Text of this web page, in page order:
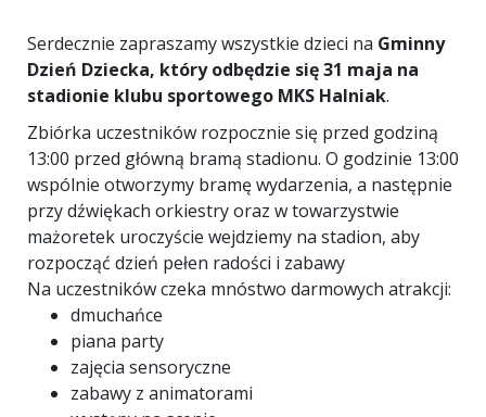
Serdecznie zapraszamy wszystkie dzieci na Gminny
Dzień Dziecka, który odbędzie się 31 maja na
stadionie klubu sportowego MKS Halniak.
Zbiórka uczestników rozpocznie się przed godziną
13:00 przed główną bramą stadionu. O godzinie 13:00
wspólnie otworzymy bramę wydarzenia, a następnie
przy dźwiękach orkiestry oraz w towarzystwie
mażoretek uroczyście wejdziemy na stadion, aby
rozpocząć dzień pełen radości i zabawy
Na uczestników czeka mnóstwo darmowych atrakcji:
dmuchańce
piana party
zajęcia sensoryczne
zabawy z animatorami